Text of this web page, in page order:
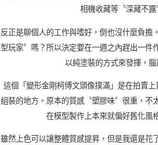
相機收藏等〝深藏不
反正是聊個人的工作與嗜好，倒也沒什麼負擔
型玩家〞嗎？所以決定要在一週之內趕出一
以純塗裝的方式來發揮，
這個「變形金剛柯博文頭像撲滿」是在拍賣
組裝的地方。原本的質感〝塑膠味〞很重，不
在模型製作上本來就偏好舊化風
雖然上色可以讓整體質感提昇，但是我還是